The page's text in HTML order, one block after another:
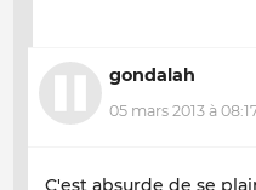
gondalah
05 mars 2013 à